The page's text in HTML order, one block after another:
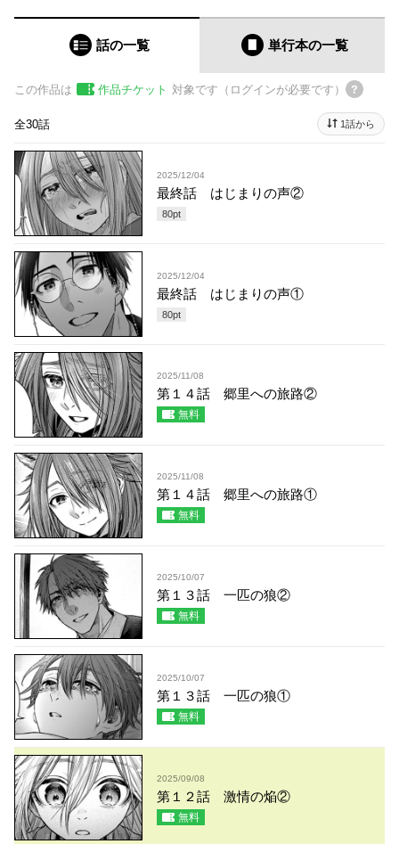
話の一覧 単行本の一覧
この作品は 作品チケット 対象です（ログインが必要です）
全30話 1話から
2025/12/04
最終話 はじまりの声②
80pt
2025/12/04
最終話 はじまりの声①
80pt
2025/11/08
第１４話 郷里への旅路②
無料
2025/11/08
第１４話 郷里への旅路①
無料
2025/10/07
第１３話 一匹の狼②
無料
2025/10/07
第１３話 一匹の狼①
無料
2025/09/08
第１２話 激情の焔②
無料